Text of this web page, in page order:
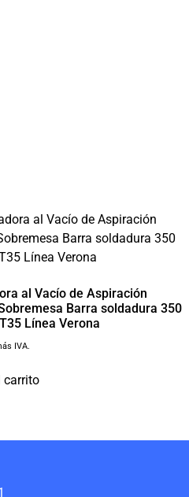
al Vacío de Aspiración
Barra soldadura 350
Línea Verona
IVA.
carrito